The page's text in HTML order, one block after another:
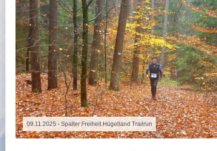
16.10.2025 - Grand Raid Reunion